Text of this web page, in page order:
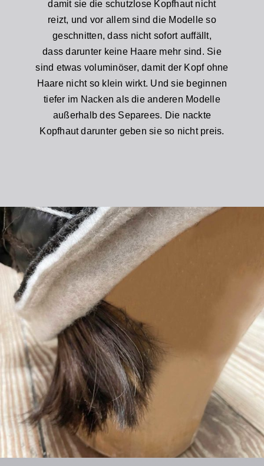
damit sie die schutzlose Kopfhaut nicht
reizt, und vor allem sind die Modelle so
geschnitten, dass nicht sofort auffällt,
dass darunter keine Haare mehr sind. Sie
sind etwas voluminöser, damit der Kopf ohne
Haare nicht so klein wirkt. Und sie beginnen
tiefer im Nacken als die anderen Modelle
außerhalb des Separees. Die nackte
Kopfhaut darunter geben sie so nicht preis.